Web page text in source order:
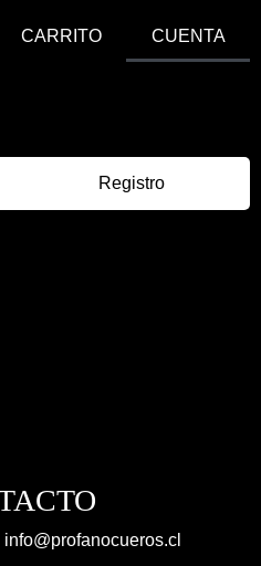
CARRITO CUENTA
Registro
info@profanocueros.cl